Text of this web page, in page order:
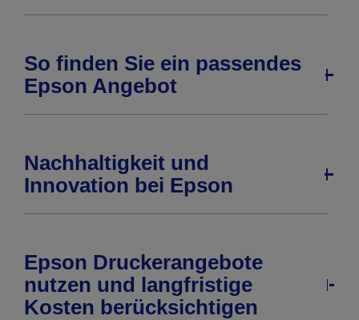
So finden Sie ein passendes
Epson Angebot
Nachhaltigkeit und
Innovation bei Epson
Epson Druckerangebote
nutzen und langfristige
Kosten berücksichtigen